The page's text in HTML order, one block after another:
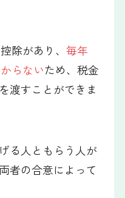
除があり、毎年
らないため、税金
渡すことができま
る人ともらう人が
者の合意によって